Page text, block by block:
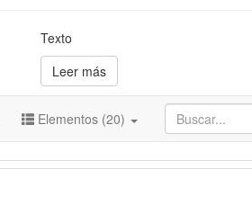
Texto
Leer más
Elementos (20)